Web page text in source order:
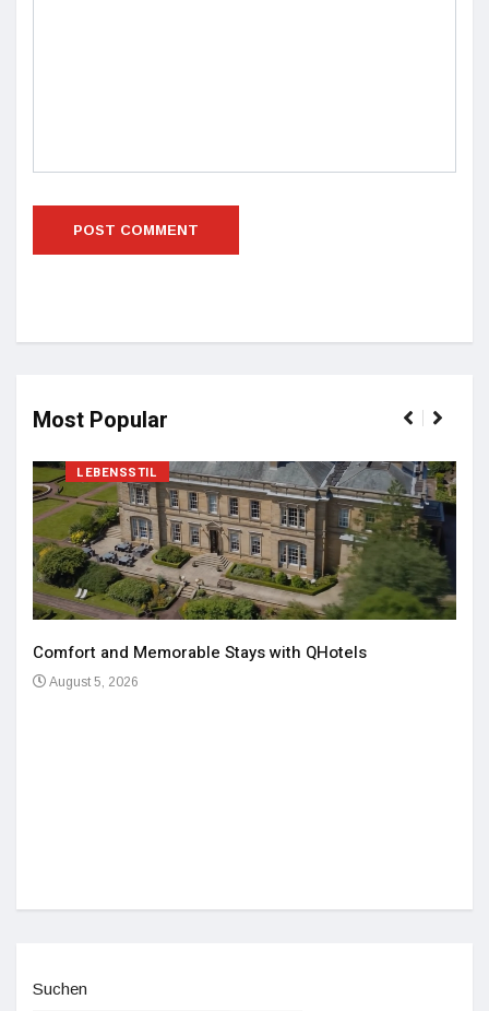
Most Popular
LEBENSSTIL
Comfort and Memorable Stays with QHotels
August 5, 2026
Suchen